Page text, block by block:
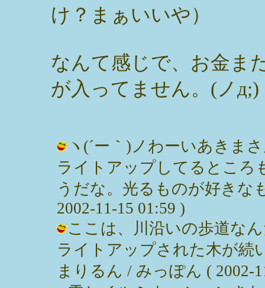
け？まぁいいや）
なんて感じで、お金ま
が入ってません。(ノд;)
ヽ(´ー｀)ノわーいあきま
ライトアップしてるところ
うだな。光るものが好きな
2002-11-15 01:59 )
ここは、川沿いの歩道な
ライトアップされた木が続
まりるん / みっぽん ( 2002-